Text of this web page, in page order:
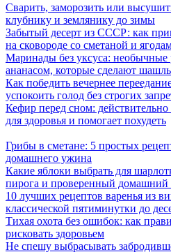
Сварить, заморозить или
клубнику и землянику до зимы
Забытый десерт из СССР: как
на сковороде со сметаной и
Маринады без уксуса: необычные
ананасом, которые сделают
Как победить вечернее
успокоить голод без строгих
Кефир перед сном:
для здоровья и помогает похудеть
Грибы в сметане: 5 простых
домашнего ужина
Какие яблоки выбрать для
пирога и проверенный домашний
10 лучших рецептов варенья из
классической пятиминутки до
Тихая охота без ошибок: как
рисковать здоровьем
Не спешу выбрасывать